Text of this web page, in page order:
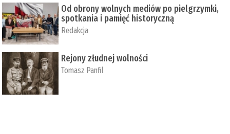
Od obrony wolnych mediów po pielgrzymki,
spotkania i pamięć historyczną
Redakcja
Rejony złudnej wolności
Tomasz Panfil